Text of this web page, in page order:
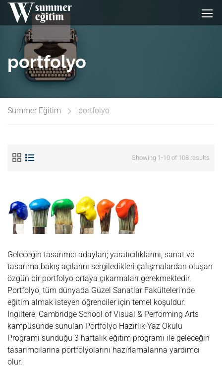
portfolyo
Summer Eğitim portfolyo
Showing 1-10 of 108 results
Geleceğin tasarımcı adayları; yaratıcılıklarını, sanat ve
tasarıma bakış açılarını sergiledikleri çalışmalardan oluşan
özgün bir portfolyo ortaya çıkarmaları gerekmektedir.
Portfolyo, tüm dünyada Güzel Sanatlar Fakülteleri’nde
eğitim almak isteyen öğrenciler için temel koşuldur.
İngiltere, Cambridge School of Visual & Performing Arts
kampüsünde sunulan Portfolyo Hazırlık Yaz Okulu
Programı sunduğu 3 haftalık eğitim programı ile geleceğin
tasarımcılarına portfolyolarını hazırlamalarına yardımcı
olur.